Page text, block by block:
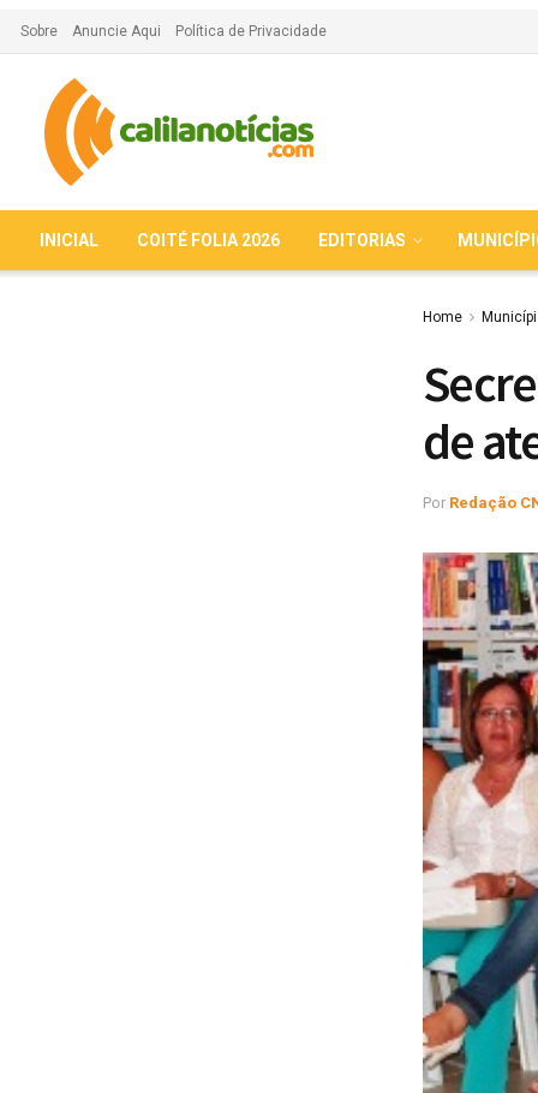
Sobre Anuncie Aqui Política de Privacidade
INICIAL COITÉ FOLIA 2026 EDITORIAS
Home
de
Por Redação